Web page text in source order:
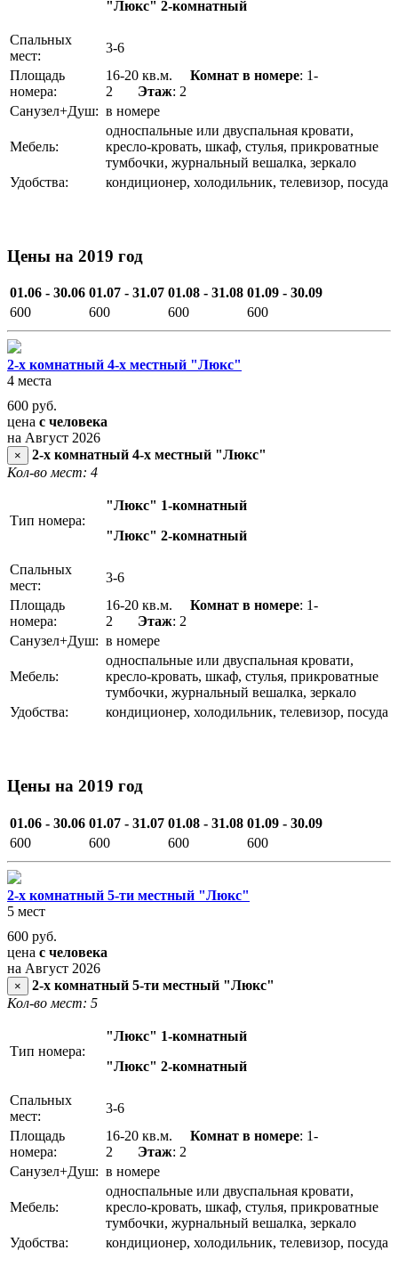
"Люкс" 2-комнатный
Спальных
мест:
3-6
Площадь
номера:
16-20 кв.м. Комнат в номере: 1-
2 Этаж: 2
Санузел+Душ: в номере
Мебель:
односпальные или двуспальная кровати,
кресло-кровать, шкаф, стулья, прикроватные
тумбочки, журнальный вешалка, зеркало
Удобства:
кондиционер, холодильник, телевизор, посуда
Цены на 2019 год
01.06 - 30.06 01.07 - 31.07 01.08 - 31.08 01.09 - 30.09
600
600 600 600
2-х комнатный 4-х местный "Люкс"
4 места
600 руб.
цена с человека
на Август 2026
×
2-х комнатный 4-х местный "Люкс"
Кол-во мест: 4
Тип номера:
"Люкс" 1-комнатный
"Люкс" 2-комнатный
Спальных
мест:
3-6
Площадь
номера:
16-20 кв.м. Комнат в номере: 1-
2 Этаж: 2
Санузел+Душ: в номере
Мебель:
односпальные или двуспальная кровати,
кресло-кровать, шкаф, стулья, прикроватные
тумбочки, журнальный вешалка, зеркало
Удобства:
кондиционер, холодильник, телевизор, посуда
Цены на 2019 год
01.06 - 30.06 01.07 - 31.07 01.08 - 31.08 01.09 - 30.09
600
600 600 600
2-х комнатный 5-ти местный "Люкс"
5 мест
600 руб.
цена с человека
на Август 2026
×
2-х комнатный 5-ти местный "Люкс"
Кол-во мест: 5
Тип номера:
"Люкс" 1-комнатный
"Люкс" 2-комнатный
Спальных
мест:
3-6
Площадь
номера:
16-20 кв.м. Комнат в номере: 1-
2 Этаж: 2
Санузел+Душ: в номере
Мебель:
односпальные или двуспальная кровати,
кресло-кровать, шкаф, стулья, прикроватные
тумбочки, журнальный вешалка, зеркало
Удобства:
кондиционер, холодильник, телевизор, посуда